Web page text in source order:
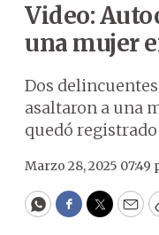
Video:
una mujer
Dos
asaltaron a una
quedó
Marzo 28, 2025 07:49
WhatsApp
Facebook
Twitter